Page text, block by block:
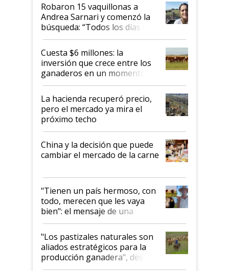
Robaron 15 vaquillonas a
Andrea Sarnari y comenzó la
búsqueda: “Todos los días le
toca a algún productor”
Cuesta $6 millones: la
inversión que crece entre los
ganaderos en un momento
histórico para la actividad
La hacienda recuperó precio,
pero el mercado ya mira el
próximo techo
China y la decisión que puede
cambiar el mercado de la carne
"Tienen un país hermoso, con
todo, merecen que les vaya
bien": el mensaje de una
ganadera uruguaya sobre las
oportunidades que se abren
para el agro en Argentina, con
foco en la carne
"Los pastizales naturales son
aliados estratégicos para la
producción ganadera", destaca
la iniciativa que ya reúne a 46